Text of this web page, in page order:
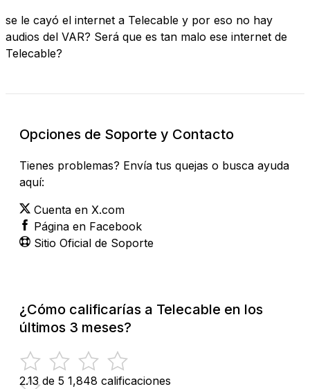
se le cayó el internet a Telecable y por eso no hay
audios del VAR? Será que es tan malo ese internet de
Telecable?
Opciones de Soporte y Contacto
Tienes problemas? Envía tus quejas o busca ayuda
aquí:
Cuenta en X.com
Página en Facebook
Sitio Oficial de Soporte
¿Cómo calificarías a Telecable en los
últimos 3 meses?
2.13 de 5 1,848 calificaciones